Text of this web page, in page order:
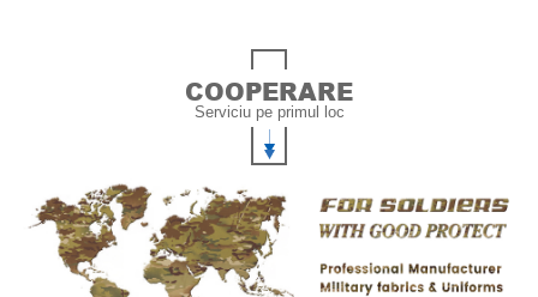
COOPERARE
Serviciu pe primul loc